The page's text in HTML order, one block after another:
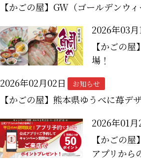
【かごの屋】GW（ゴールデンウ
2026年03月
【かごの
場！
2026年02月02日
お知らせ
【かごの屋】熊本県ゆうべに苺デ
2026年01月
【かごの
アプリから